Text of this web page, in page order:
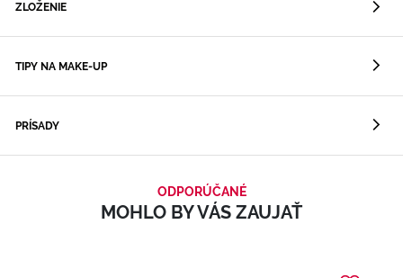
ZLOŽENIE
TIPY NA MAKE-UP
PRÍSADY
ODPORÚČANÉ
MOHLO BY VÁS ZAUJAŤ